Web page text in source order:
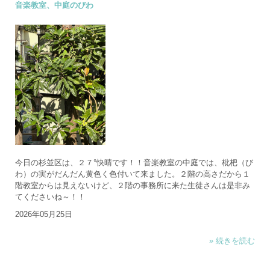
音楽教室、中庭のびわ
今日の杉並区は、２７°快晴です！！音楽教室の中庭では、枇杷（び
わ）の実がだんだん黄色く色付いて来ました。２階の高さだから１
階教室からは見えないけど、２階の事務所に来た生徒さんは是非み
てくださいね～！！
2026年05月25日
» 続きを読む